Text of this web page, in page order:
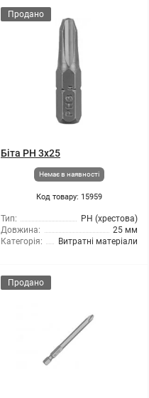
Продано
Біта PH 3x25
Немає в наявності
Код товару: 15959
Тип:
РН (хрестова)
Довжина:
25 мм
Категорія:
Витратні матеріали
Продано